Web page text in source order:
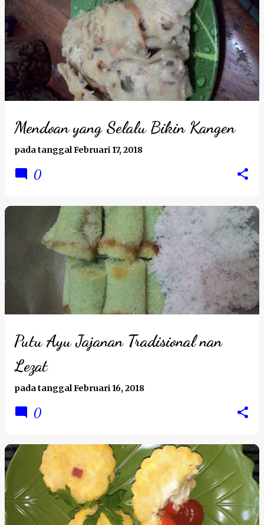
Mendoan yang Selalu Bikin Kangen
pada tanggalFebruari 17, 2018
0
Putu Ayu Jajanan Tradisional nan
Lezat
pada tanggalFebruari 16, 2018
0